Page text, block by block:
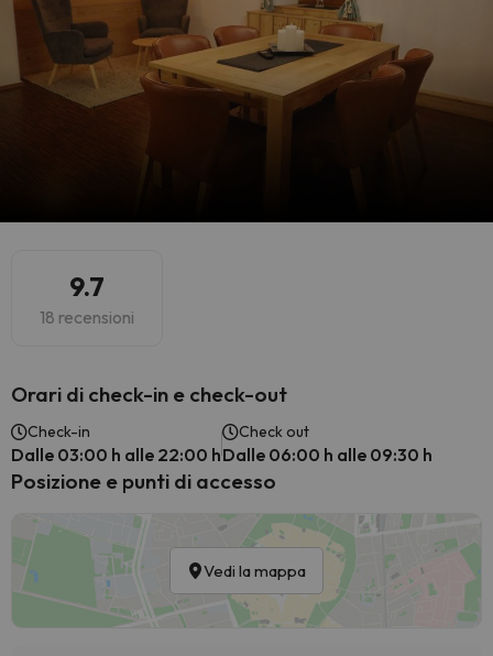
9.7
18 recensioni
Orari di check-in e check-out
Check-in
Dalle 03:00 h alle 22:00 h
Check out
Dalle 06:00 h alle 09:30 h
Posizione e punti di accesso
Vedi la mappa